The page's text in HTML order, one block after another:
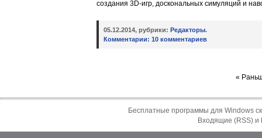
создания 3D-игр, доскональных симуляций и
05.12.2014, рубрики: Редакторы.
Комментарии: 10 комментариев
«
Бесплатные программы для Windows
Входящие (RSS)и